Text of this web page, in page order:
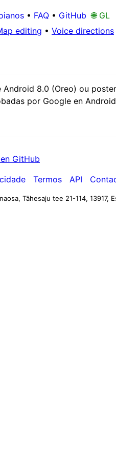
• FAQ • GitHub 🌐 GL
editing • Voice directions
8.0 (Oreo) ou
por Google en
GitHub
Termos API
Tähesaju tee 21-114, 13917,